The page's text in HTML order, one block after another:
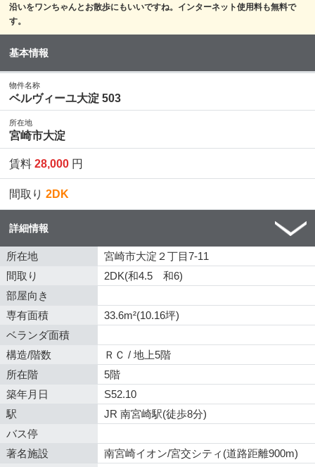
沿いをワンちゃんとお散歩にもいいですね。インターネット使用料も無料で
す。
基本情報
物件名称
ベルヴィーユ大淀 503
所在地
宮崎市大淀
賃料28,000 円
間取り2DK
詳細情報
所在地
宮崎市大淀２丁目7-11
間取り
2DK(和4.5 和6)
部屋向き
専有面積
33.6m²(10.16坪)
ベランダ面積
構造/階数
ＲＣ / 地上5階
所在階
5階
築年月日
S52.10
駅
JR 南宮崎駅(徒歩8分)
バス停
著名施設
南宮崎イオン/宮交シティ(道路距離900m)